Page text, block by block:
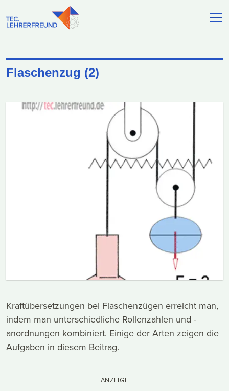
Flaschenzug (2)
Kraftübersetzungen bei Flaschenzügen erreicht man,
indem man unterschiedliche Rollenzahlen und -
anordnungen kombiniert. Einige der Arten zeigen die
Aufgaben in diesem Beitrag.
ANZEIGE